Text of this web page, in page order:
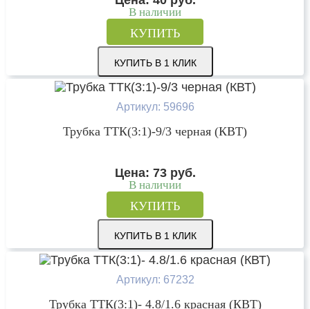
В наличии
КУПИТЬ
КУПИТЬ В 1 КЛИК
Артикул: 59696
Трубка ТТК(3:1)-9/3 черная (КВТ)
Цена: 73руб.
В наличии
КУПИТЬ
КУПИТЬ В 1 КЛИК
Артикул: 67232
Трубка ТТК(3:1)- 4.8/1.6 красная (КВТ)